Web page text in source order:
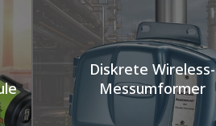
Diskrete Wireless-
Messumformer​